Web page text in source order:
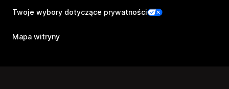
Twoje wybory dotyczące prywatności
Mapa witryny